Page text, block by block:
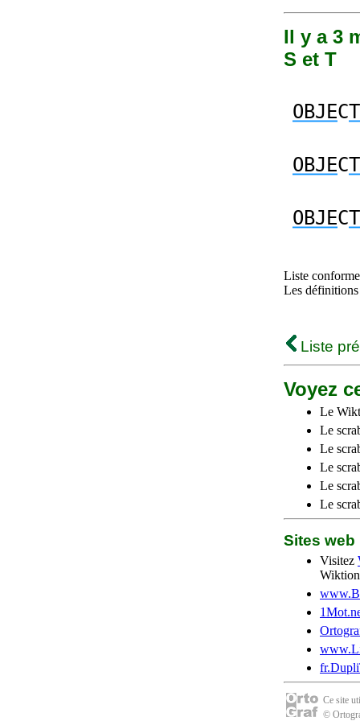
Il y a 3
S et T
OBJEC
OBJEC
OBJEC
Liste
Les
Liste
Voyez
Le
Le
Le
Le
Le
Le
Sites web
Visitez
Ce site
©